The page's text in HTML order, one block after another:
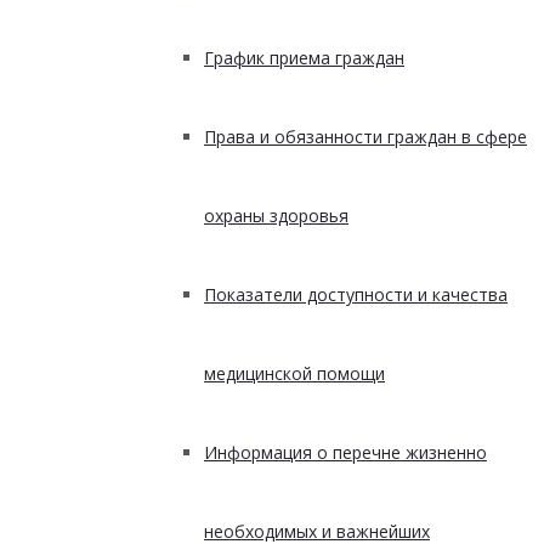
График приема граждан
Права и обязанности граждан в сфере
охраны здоровья
Показатели доступности и качества
медицинской помощи
Информация о перечне жизненно
необходимых и важнейших